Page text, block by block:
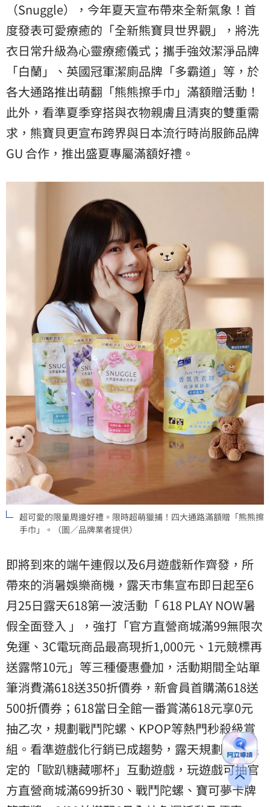
（Snuggle），今年夏天宣布帶來全新氣象！首
度發表可愛療癒的「全新熊寶貝世界觀」，將洗
衣日常升級為心靈療癒儀式；攜手強效潔淨品牌
「白蘭」、英國冠軍潔廁品牌「多霸道」等，於
各大通路推出萌翻「熊熊擦手巾」滿額贈活動！
此外，看準夏季穿搭與衣物親膚且清爽的雙重需
求，熊寶貝更宣布跨界與日本流行時尚服飾品牌
GU 合作，推出盛夏專屬滿額好禮。
超可愛的限量周邊好禮。限時超萌獵捕！四大通路滿額贈「熊熊擦
手巾」。（圖／品牌業者提供）
即將到來的端午連假以及6月遊戲新作齊發，所
帶來的消暑娛樂商機，露天市集宣布即日起至6
月25日露天618第一波活動「 618 PLAY NOW暑
假全面登入 」，強打「官方直營商城滿99無限次
免運、3C電玩商品最高現折1,000元、1元競標再
送露幣10元」等三種優惠疊加，活動期間全站單
筆消費滿618送350折價券，新會員首購滿618送
500折價券；618當日全館一番賞滿618元享0元
抽乙次，規劃戰鬥陀螺、KPOP等熱門秒殺級賞
組。看準遊戲化行銷已成趨勢，露天規劃期間限
定的「歐趴糖藏哪杯」互動遊戲，玩遊戲可抽官
方直營商城滿699折30、戰鬥陀螺、寶可夢卡牌